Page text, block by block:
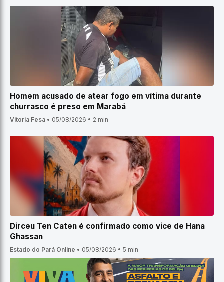
Homem acusado de atear fogo em vítima durante
churrasco é preso em Marabá
Vitoria Fesa • 05/08/2026 • 2 min
Dirceu Ten Caten é confirmado como vice de Hana
Ghassan
Estado do Pará Online • 05/08/2026 • 5 min